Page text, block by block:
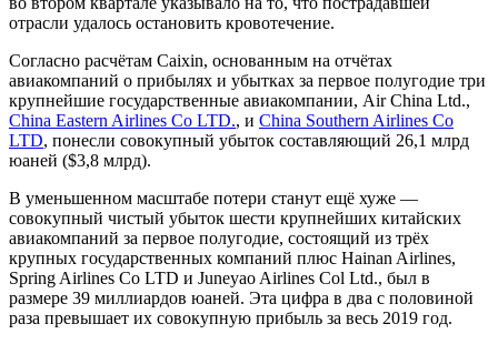
отрасли удалось остановить кровотечение.
Согласно расчётам Caixin, основанным на отчётах
авиакомпаний о прибылях и убытках за первое полугодие три
крупнейшие государственные авиакомпании, Air China Ltd.,
China Eastern Airlines Co LTD., и China Southern Airlines Co
LTD, понесли совокупный убыток составляющий 26,1 млрд
юаней ($3,8 млрд).
В уменьшенном масштабе потери станут ещё хуже —
совокупный чистый убыток шести крупнейших китайских
авиакомпаний за первое полугодие, состоящий из трёх
крупных государственных компаний плюс Hainan Airlines,
Spring Airlines Co LTD и Juneyao Airlines Col Ltd., был в
размере 39 миллиардов юаней. Эта цифра в два с половиной
раза превышает их совокупную прибыль за весь 2019 год.